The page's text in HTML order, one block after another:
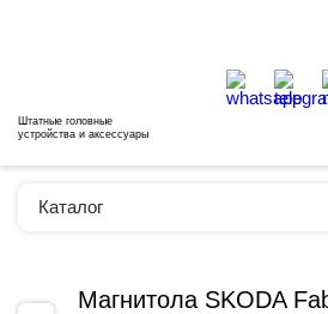
Штатные головные
устройства и аксессуары
Каталог
Магнитола SKODA